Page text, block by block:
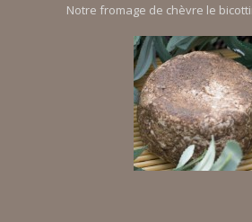
Notre fromage de chèvre le